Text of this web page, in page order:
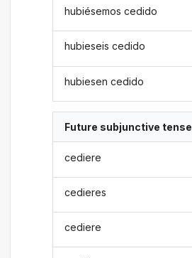
hubiésemos cedido
hubieseis cedido
hubiesen cedido
Future subjunctive tense
cediere
cedieres
cediere